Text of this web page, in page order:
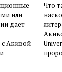
или
дает
с Акивой
Что